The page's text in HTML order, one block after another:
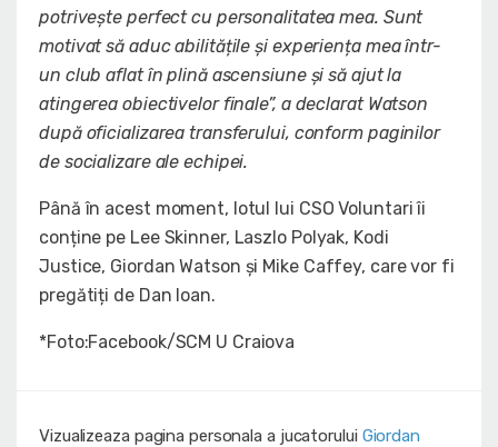
potrivește perfect cu personalitatea mea. Sunt
motivat să aduc abilitățile și experiența mea într-
un club aflat în plină ascensiune și să ajut la
atingerea obiectivelor finale”, a declarat Watson
după oficializarea transferului, conform paginilor
de socializare ale echipei.
Până în acest moment, lotul lui CSO Voluntari îi
conține pe Lee Skinner, Laszlo Polyak, Kodi
Justice, Giordan Watson și Mike Caffey, care vor fi
pregătiți de Dan Ioan.
*Foto:Facebook/SCM U Craiova
Vizualizeaza pagina personala a jucatorului Giordan